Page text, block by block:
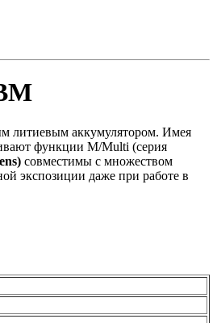
литиевым аккумулятором. Имея
функции M/Multi (серия
совместимы с множеством
экспозиции даже при работе в